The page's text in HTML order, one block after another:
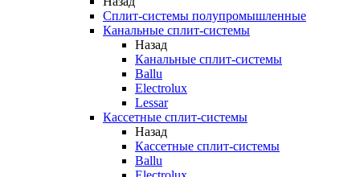
Сплит-системы полупромышленные
Канальные сплит-системы
Назад
Канальные сплит-системы
Ballu
Electrolux
Lessar
Кассетные сплит-системы
Назад
Кассетные сплит-системы
Ballu